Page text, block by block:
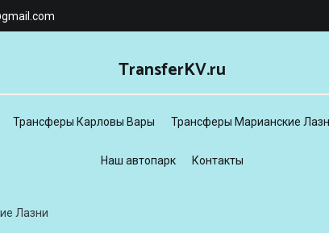
TransferKV.ru
Трансферы Карловы Вары Трансферы Марианские
Наш автопарк Контакты
Лазни